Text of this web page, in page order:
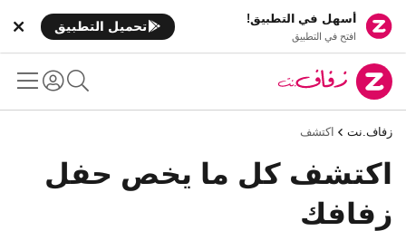
أسهل في التطبيق!
افتح في التطبيق
تحميل التطبيق
زفاف.نت اكتشف
اكتشف كل ما يخص حفل
زفافك